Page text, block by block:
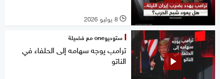
l 8 يوليو 2026
ستوديوone مع فضيلة
ترامب يوجه سهامه إلى الحلفاء في
الناتو